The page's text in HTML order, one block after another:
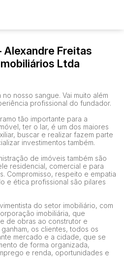
Freitas
Ltda
nosso sangue. Vai muito além
profissional do fundador.
tão importante para a
ter o lar, é um dos maiores
buscar e realizar fazem parte
investimentos também.
de imóveis também são
residencial, comercial e para
Compromisso, respeito e empatia
e ética profissional são pilares
do setor imobiliário, com
imobiliária, que
de obras ao construtor e
os clientes, todos os
mercado e a cidade, que se
de forma organizada,
e renda, oportunidades e